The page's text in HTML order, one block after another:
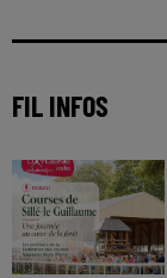
FIL INFOS